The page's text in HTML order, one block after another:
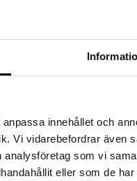
innehållet och
Vi vidarebefordrar även
som vi
eller som de
Mjuka handtag. Enkelt att ta
på kontor hela dagarna så
Detta
säljs parvis.
Metall: Stål